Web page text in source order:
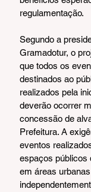
regulamentação.
Segundo a
Gramadotur, o
que todos os
destinados ao
realizados pela
deverão ocorrer
concessão de
Prefeitura. A
eventos
espaços públicos
em áreas